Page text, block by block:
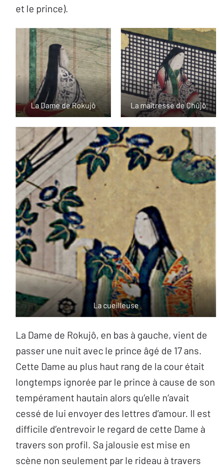
et le prince).
La Dame de Rokujô La maîtresse de Chûjô
La cueilleuse
La Dame de Rokujô, en bas à gauche, vient de
passer une nuit avec le prince âgé de 17 ans.
Cette Dame au plus haut rang de la cour était
longtemps ignorée par le prince à cause de son
tempérament hautain alors qu’elle n’avait
cessé de lui envoyer des lettres d’amour. Il est
difficile d’entrevoir le regard de cette Dame à
travers son profil. Sa jalousie est mise en
scène non seulement par le rideau à travers